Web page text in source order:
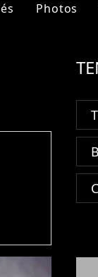
Photos